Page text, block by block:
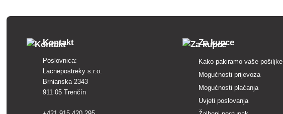
Kontakt
Poslovnica:
Lacnepostreky s.r.o.
Brnianska 2343
911 05 Trenčín
Za kupce
Kako pakiramo vaše pošiljke
Mogućnosti prijevoza
Mogućnosti plaćanja
Uvjeti poslovanja